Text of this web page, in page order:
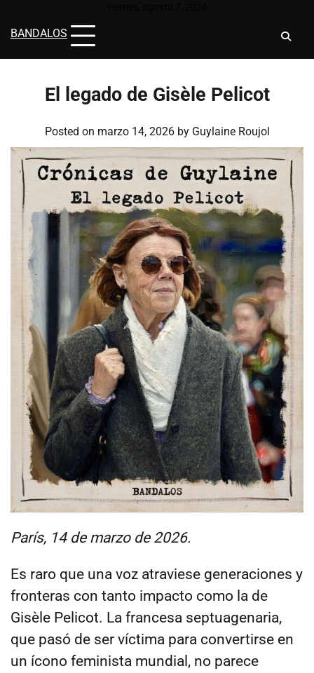
content
BANDALOS
El legado de Gisèle Pelicot
Posted on marzo 14, 2026by Guylaine Roujol
París, 14 de marzo de 2026.
Es raro que una voz atraviese generaciones y
fronteras con tanto impacto como la de
Gisèle Pelicot. La francesa septuagenaria,
que pasó de ser víctima para convertirse en
un ícono feminista mundial, no parece